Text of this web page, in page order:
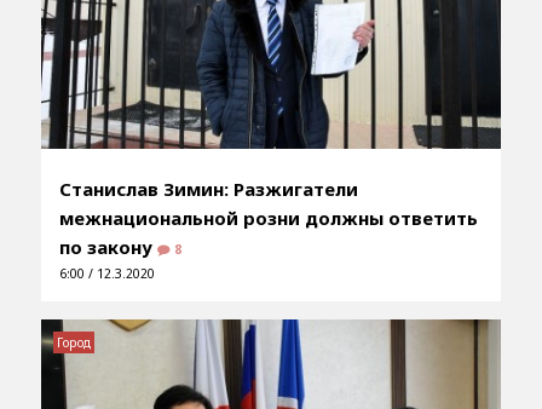
Станислав Зимин: Разжигатели
межнациональной розни должны ответить
по закону
8
6:00 / 12.3.2020
Город